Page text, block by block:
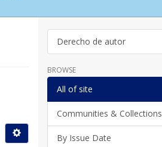
Derecho de autor
BROWSE
All of site
Communities & Collections
By Issue Date